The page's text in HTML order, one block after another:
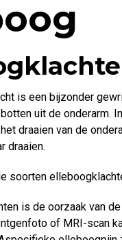
is een bijzonder
uit de onderarm.
draaien van de
draaien.
soorten
is de oorzaak van
of MRI-scan